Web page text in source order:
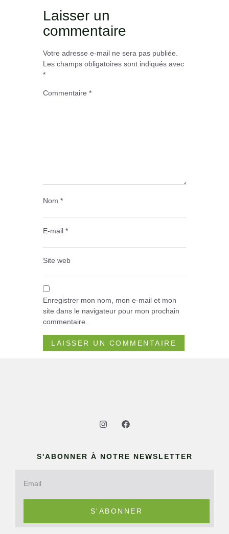
Laisser un
commentaire
Votre adresse e-mail ne sera pas publiée.
Les champs obligatoires sont indiqués avec
*
Commentaire *
Nom *
E-mail *
Site web
Enregistrer mon nom, mon e-mail et mon
site dans le navigateur pour mon prochain
commentaire.
S'ABONNER À NOTRE NEWSLETTER
S'ABONNER